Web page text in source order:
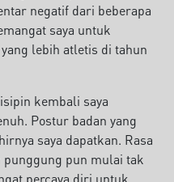
negatif dari beberapa
saya untuk
lebih atletis di tahun
kembali saya
Postur badan yang
saya dapatkan. Rasa
pun mulai tak
percaya diri untuk